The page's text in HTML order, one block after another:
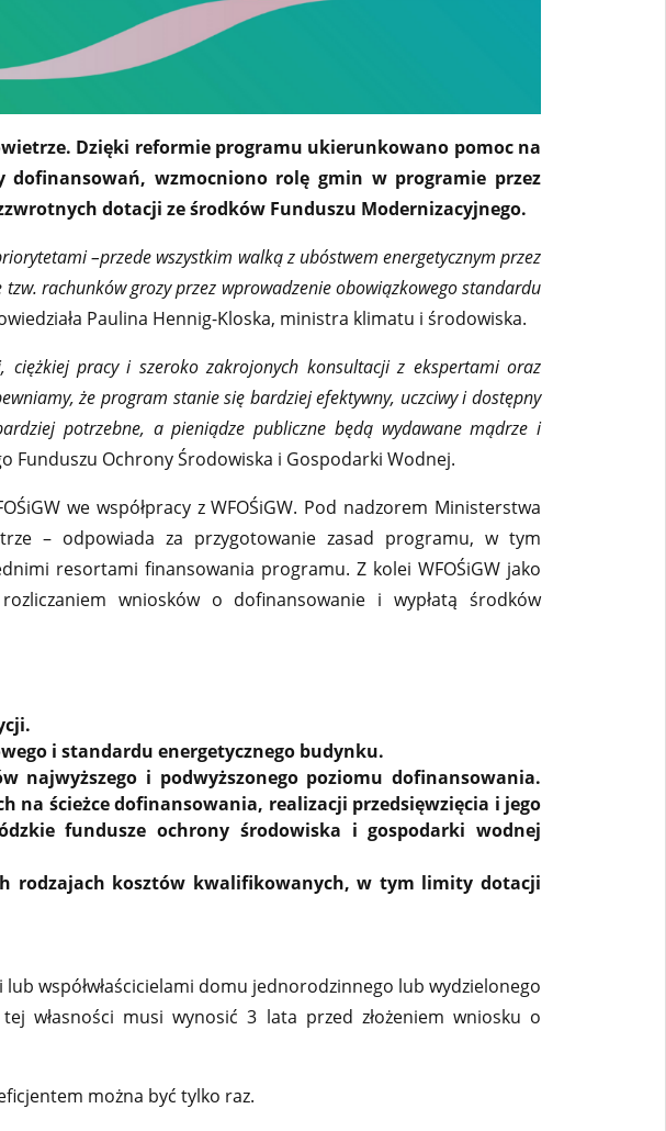
Dzięki reformie programu ukierunkowano pomoc na
dofinansowań, wzmocniono rolę gmin w programie przez
dotacji ze środków Funduszu Modernizacyjnego.
–przede wszystkim walką z ubóstwem energetycznym przez
rachunków grozy przez wprowadzenie obowiązkowego standardu
Paulina Hennig-Kloska, ministra klimatu i środowiska.
ciężkiej pracy i szeroko zakrojonych konsultacji z ekspertami oraz
że program stanie się bardziej efektywny, uczciwy i dostępny
potrzebne, a pieniądze publiczne będą wydawane mądrze i
Funduszu Ochrony Środowiska i Gospodarki Wodnej.
we współpracy z WFOŚiGW. Pod nadzorem Ministerstwa
– odpowiada za przygotowanie zasad programu, w tym
resortami finansowania programu. Z kolei WFOŚiGW jako
wniosków o dofinansowanie i wypłatą środków
i standardu energetycznego budynku.
najwyższego i podwyższonego poziomu dofinansowania.
na ścieżce dofinansowania, realizacji przedsięwzięcia i jego
fundusze ochrony środowiska i gospodarki wodnej
rodzajach kosztów kwalifikowanych, w tym limity dotacji
współwłaścicielami domu jednorodzinnego lub wydzielonego
własności musi wynosić 3 lata przed złożeniem wniosku o
można być tylko raz.